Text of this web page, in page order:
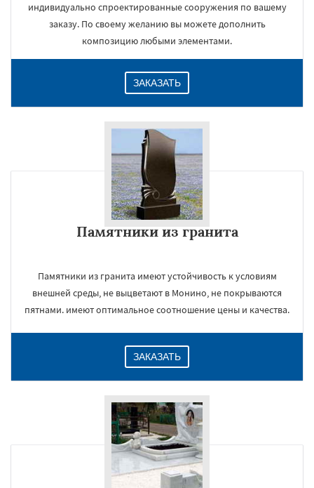
индивидуально спроектированные сооружения по вашему
заказу. По своему желанию вы можете дополнить
композицию любыми элементами.
ЗАКАЗАТЬ
Памятники из гранита
Памятники из гранита имеют устойчивость к условиям
внешней среды, не выцветают в Монино, не покрываются
пятнами. имеют оптимальное соотношение цены и качества.
ЗАКАЗАТЬ